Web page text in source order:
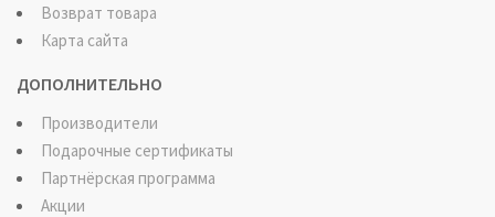
Возврат товара
Карта сайта
ДОПОЛНИТЕЛЬНО
Производители
Подарочные сертификаты
Партнёрская программа
Акции